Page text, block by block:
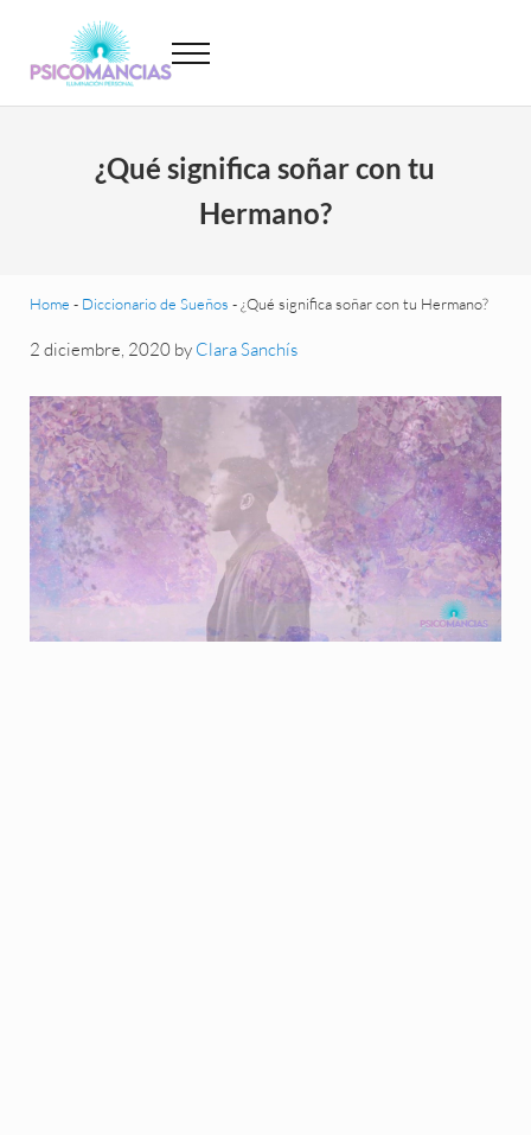
Psicomancias
Menu
¿Qué significa soñar con tu
Hermano?
Home - Diccionario de Sueños -¿Qué significa soñar con tu Hermano?
2 diciembre, 2020 by Clara Sanchís